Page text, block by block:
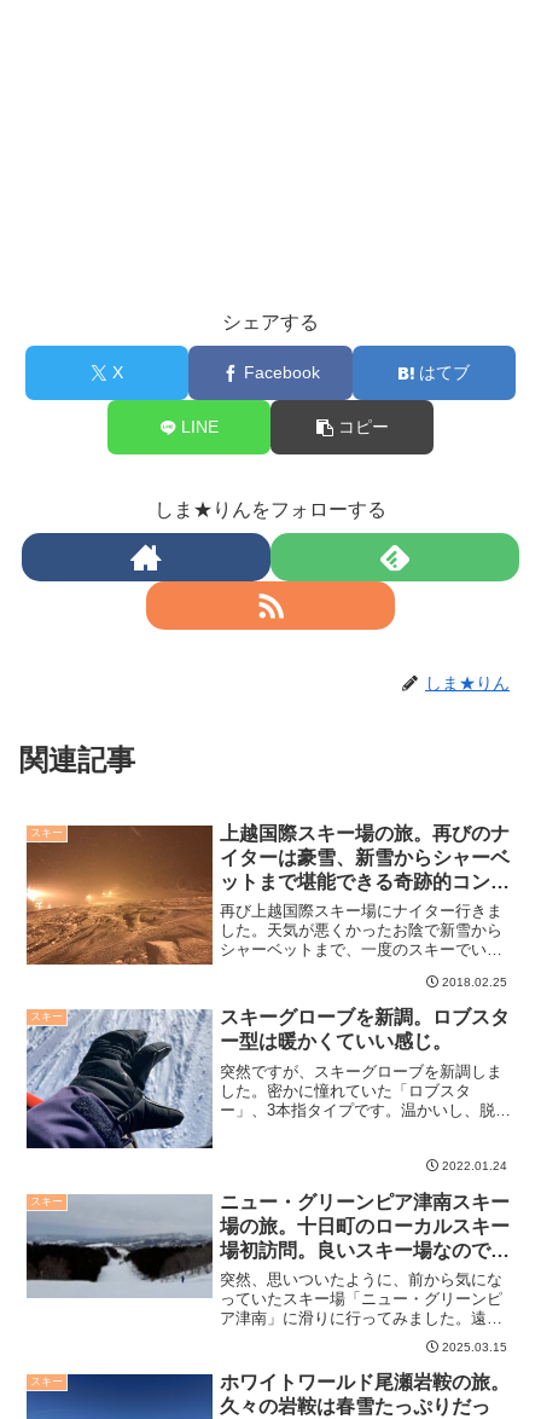
シェアする
X Facebook はてブ
LINE コピー
しま★りんをフォローする
しま★りん
関連記事
スキー
上越国際スキー場の旅。再びのナ
イターは豪雪、新雪からシャーベ
ットまで堪能できる奇跡的コンデ
ィション。
再び上越国際スキー場にナイター行きま
した。天気が悪くかったお陰で新雪から
シャーベットまで、一度のスキーでいろ
2018.02.25
スキー
スキーグローブを新調。ロブスタ
ー型は暖かくていい感じ。
突然ですが、スキーグローブを新調しま
した。密かに憧れていた「ロブスタ
ー」、3本指タイプです。温かいし、脱着
2022.01.24
スキー
ニュー・グリーンピア津南スキー
場の旅。十日町のローカルスキー
場初訪問。良いスキー場なので、
次回はトップシーズンに訪問した
い。
突然、思いついたように、前から気にな
っていたスキー場「ニュー・グリーンピ
ア津南」に滑りに行ってみました。遠い
けど、良いスキー場ですね。ただ、やっ
ぱり本当の魅力は非圧雪ゾーンなのかな
と思いました。あとはクワッドリフト速
ければ最強格だというのが...
2025.03.15
スキー
ホワイトワールド尾瀬岩鞍の旅。
久々の岩鞍は春雪たっぷりだっ